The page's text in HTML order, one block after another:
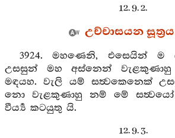
12. 9. 2.
උච්චාසයන සූත්‍රය
3924. මහණෙනි, එසෙයින් ම
උසසුන් මහ අස්නෙන්
මඳයහ. වැලි යම් සත්‍වකෙනෙක්
නො වැළකුණාහු නම් මේ
වීර්‍ය්‍ය කටයුතු යි.
12. 9. 3.